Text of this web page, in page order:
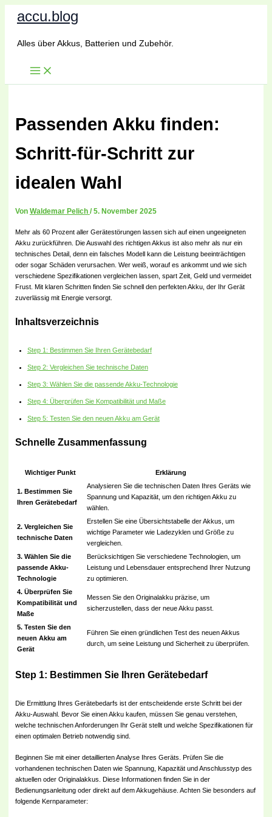
Inhaltaccu.blog
Alles über Akkus, Batterien und Zubehör.
Passenden Akku finden:
Schritt-für-Schritt zur
idealen Wahl
Von Waldemar Pelich /5. November 2025
Mehr als 60 Prozent aller Gerätestörungen lassen sich auf einen ungeeigneten
Akku zurückführen. Die Auswahl des richtigen Akkus ist also mehr als nur ein
technisches Detail, denn ein falsches Modell kann die Leistung beeinträchtigen
oder sogar Schäden verursachen. Wer weiß, worauf es ankommt und wie sich
verschiedene Spezifikationen vergleichen lassen, spart Zeit, Geld und vermeidet
Frust. Mit klaren Schritten finden Sie schnell den perfekten Akku, der Ihr Gerät
zuverlässig mit Energie versorgt.
Inhaltsverzeichnis
Step 1: Bestimmen Sie Ihren Gerätebedarf
Step 2: Vergleichen Sie technische Daten
Step 3: Wählen Sie die passende Akku-Technologie
Step 4: Überprüfen Sie Kompatibilität und Maße
Step 5: Testen Sie den neuen Akku am Gerät
Schnelle Zusammenfassung
Wichtiger Punkt Erklärung
1. Bestimmen Sie
Ihren Gerätebedarf
Analysieren Sie die technischen Daten Ihres Geräts wie
Spannung und Kapazität, um den richtigen Akku zu
wählen.
2. Vergleichen Sie
technische Daten
Erstellen Sie eine Übersichtstabelle der Akkus, um
wichtige Parameter wie Ladezyklen und Größe zu
vergleichen.
3. Wählen Sie die
passende Akku-
Technologie
Berücksichtigen Sie verschiedene Technologien, um
Leistung und Lebensdauer entsprechend Ihrer Nutzung
zu optimieren.
4. Überprüfen Sie
Kompatibilität und
Maße
Messen Sie den Originalakku präzise, um
sicherzustellen, dass der neue Akku passt.
5. Testen Sie den
neuen Akku am
Gerät
Führen Sie einen gründlichen Test des neuen Akkus
durch, um seine Leistung und Sicherheit zu überprüfen.
Step 1: Bestimmen Sie Ihren Gerätebedarf
Die Ermittlung Ihres Gerätebedarfs ist der entscheidende erste Schritt bei der
Akku-Auswahl. Bevor Sie einen Akku kaufen, müssen Sie genau verstehen,
welche technischen Anforderungen Ihr Gerät stellt und welche Spezifikationen für
einen optimalen Betrieb notwendig sind.
Beginnen Sie mit einer detaillierten Analyse Ihres Geräts. Prüfen Sie die
vorhandenen technischen Daten wie Spannung, Kapazität und Anschlusstyp des
aktuellen oder Originalakkus. Diese Informationen finden Sie in der
Bedienungsanleitung oder direkt auf dem Akkugehäuse. Achten Sie besonders auf
folgende Kernparameter: